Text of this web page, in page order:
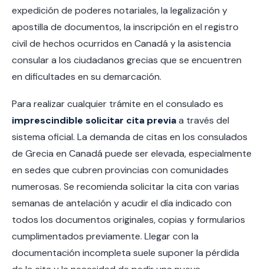
expedición de poderes notariales, la legalización y
apostilla de documentos, la inscripción en el registro
civil de hechos ocurridos en Canadá y la asistencia
consular a los ciudadanos grecias que se encuentren
en dificultades en su demarcación.
Para realizar cualquier trámite en el consulado es
imprescindible solicitar cita previaa través del
sistema oficial. La demanda de citas en los consulados
de Grecia en Canadá puede ser elevada, especialmente
en sedes que cubren provincias con comunidades
numerosas. Se recomienda solicitar la cita con varias
semanas de antelación y acudir el día indicado con
todos los documentos originales, copias y formularios
cumplimentados previamente. Llegar con la
documentación incompleta suele suponer la pérdida